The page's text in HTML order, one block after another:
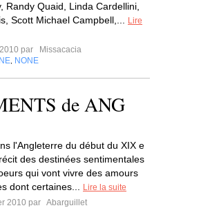
Randy Quaid, Linda Cardellini,
Scott Michael Campbell,...
Lire
par
Missacacia
NONE
de ANG
l'Angleterre du début du XIX e
des destinées sentimentales
qui vont vivre des amours
dont certaines...
Lire la suite
2010 par Abarguillet